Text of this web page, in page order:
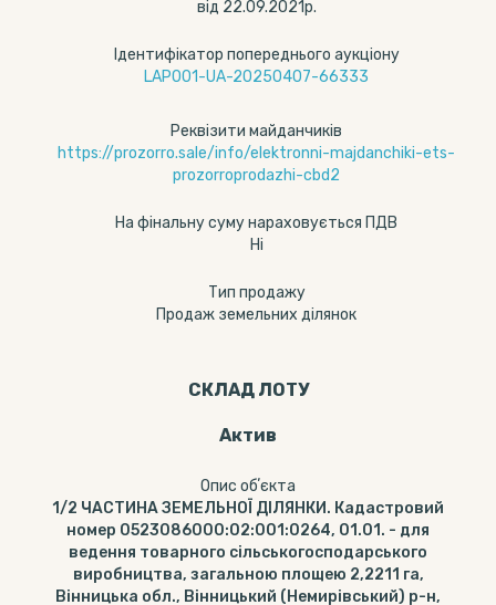
від 22.09.2021р.
Ідентифікатор попереднього аукціону
LAP001-UA-20250407-66333
Реквізити майданчиків
https://prozorro.sale/info/elektronni-majdanchiki-ets-
prozorroprodazhi-cbd2
На фінальну суму нараховується ПДВ
Ні
Тип продажу
Продаж земельних ділянок
СКЛАД ЛОТУ
Актив
Опис обʼєкта
1/2 ЧАСТИНА ЗЕМЕЛЬНОЇ ДІЛЯНКИ. Кадастровий
номер 0523086000:02:001:0264, 01.01. - для
ведення товарного сільськогосподарського
виробництва, загальною площею 2,2211 га,
Вінницька обл., Вінницький (Немирівський) р-н,